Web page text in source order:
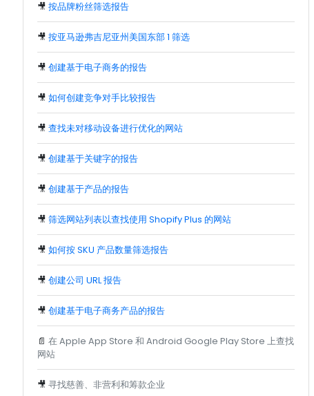
🎥 按品牌粉丝筛选报告
🎥 按亚马逊弗吉尼亚州美国东部 1 筛选
🎥 创建基于电子商务的报告
🎥 如何创建竞争对手比较报告
🎥 查找未对移动设备进行优化的网站
🎥 创建基于关键字的报告
🎥 创建基于产品的报告
🎥 筛选网站列表以查找使用 Shopify Plus 的网站
🎥 如何按 SKU 产品数量筛选报告
🎥 创建公司 URL 报告
🎥 创建基于电子商务产品的报告
📄 在 Apple App Store 和 Android Google Play Store 上查找
网站
🎥 寻找慈善、非营利和筹款企业